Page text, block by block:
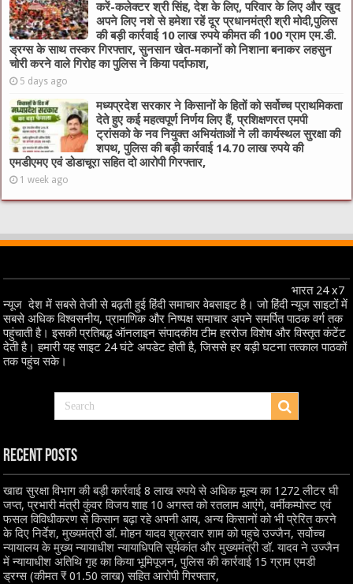
करें-कलेक्टर श्री सिंह, देश के लिए, परिवार के लिए और खुद
अपने लिए नशे से हमेशा रहें दूर प्रधानमंत्री श्री मोदी,पुलिस
की बड़ी कार्रवाई 10 लाख रुपये कीमत की 100 ग्राम एम.डी.
ड्रग्स के साथ तस्कर गिरफ्तार, सुनसान खेत-मकानों को निशाना बनाकर लहसुन
चोरी करने वाले गिरोह का पुलिस ने किया पर्दाफाश,
5 days ago
मध्यप्रदेश सरकार ने किसानों के हितों को सर्वोच्च प्राथमिकता
देते हुए कई महत्वपूर्ण निर्णय लिए हैं, प्रशिक्षणरत एमपी
ट्रांसको के नव नियुक्त अभियंताओं ने ली कार्यस्थल सुरक्षा की
शपथ, पुलिस की बड़ी कार्रवाई 14.70 लाख रुपये की
एमडीएमए एवं डोडाचूरा सहित दो आरोपी गिरफ्तार,
1 week ago
भारत 24 x7
न्यूज देश में सबसे तेजी से बढ़ती हुई हिंदी समाचार वेबसाइट है। जो हिंदी न्यूज साइटों में
सबसे अधिक विश्वसनीय, प्रामाणिक और निष्पक्ष समाचार अपने समर्पित पाठक वर्ग तक
पहुंचाती है। इसकी प्रतिबद्ध ऑनलाइन संपादकीय टीम हररोज विशेष और विस्तृत कंटेंट
देती है। हमारी यह साइट 24 घंटे अपडेट होती है, जिससे हर बड़ी घटना तत्काल पाठकों
तक पहुंच सके।
Recent Posts
खाद्य सुरक्षा विभाग की बड़ी कार्रवाई 8 लाख रुपये से अधिक मूल्य का 1272 लीटर घी
जप्त, प्रभारी मंत्री कुंवर विजय शाह 10 अगस्त को रतलाम आएंगे, वर्मीकम्पोस्ट एवं
फसल विविधीकरण से किसान बढ़ा रहे अपनी आय, अन्य किसानों को भी प्रेरित करने
के दिए निर्देश, मुख्यमंत्री डॉ. मोहन यादव शुक्रवार शाम को पहुचे उज्जैन, सर्वोच्च
न्यायालय के मुख्‍य न्‍यायाधीश न्यायाधिपति सूर्यकांत और मुख्यमंत्री डॉ. यादव ने उज्जैन
में न्यायाधीश अतिथि गृह का किया भूमिपूजन, पुलिस की कार्रवाई 15 ग्राम एमडी
ड्रग्स (कीमत ₹ 01.50 लाख) सहित आरोपी गिरफ्तार,